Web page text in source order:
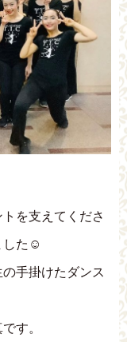
を支えてくださ
した☺️
手掛けたダンス
す。